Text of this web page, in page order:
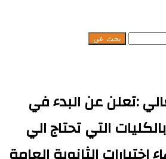
بحث عن
:تعلن عن البدء في
التي تحتاج الي